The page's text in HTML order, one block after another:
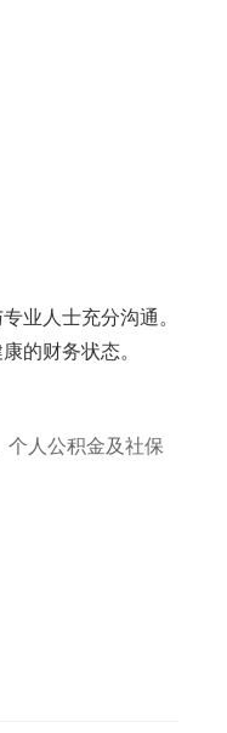
业人士充分沟通。
的财务状态。
、个人公积金及社保